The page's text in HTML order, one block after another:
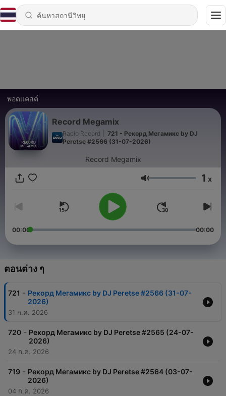
พอดแคสต์
Record Megamix
Radio Record
721 - Рекорд Мегамикс by DJ
Peretse #2566 (31-07-2026)
Record Megamix
ระดับเสียง 1 x
00:00 00:00
ตอนต่าง ๆ
721 - Рекорд Мегамикс by DJ Peretse #2566 (31-07-
2026)
31 ก.ค. 2026
720 - Рекорд Мегамикс by DJ Peretse #2565 (24-07-
2026)
24 ก.ค. 2026
719 - Рекорд Мегамикс by DJ Peretse #2564 (03-07-
2026)
04 ก.ค. 2026